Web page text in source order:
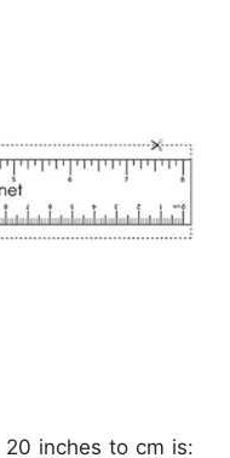
inches to cm is: